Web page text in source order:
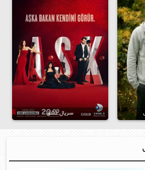
سریال عشق